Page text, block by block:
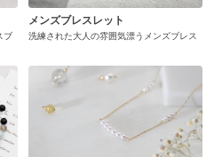
ブ
メンズブレスレット
洗練された大人の雰囲気漂うメンズブレス